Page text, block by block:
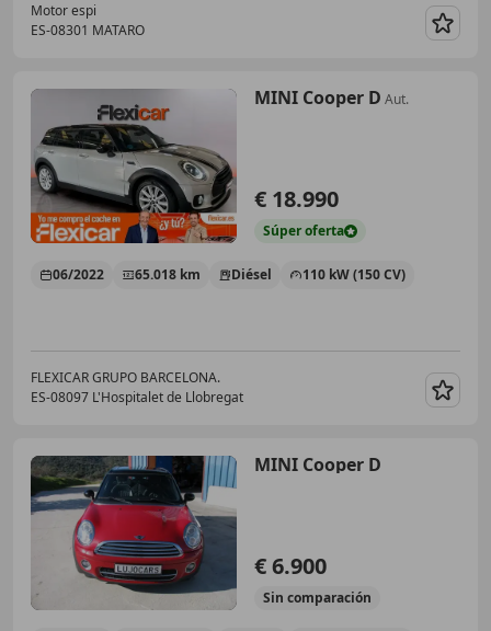
Motor espi
ES-08301 MATARO
MINI Cooper D Aut.
€ 18.990
Súperoferta
06/2022 65.018 km Diésel 110 kW (150 CV)
FLEXICAR GRUPO BARCELONA.
ES-08097 L'Hospitalet de Llobregat
MINI Cooper D
€ 6.900
Sin comparación